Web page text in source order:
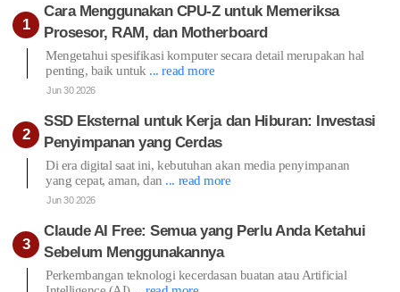
Cara Menggunakan CPU-Z untuk Memeriksa
Prosesor, RAM, dan Motherboard
Mengetahui spesifikasi komputer secara detail merupakan hal
penting, baik untuk ... read more
Jun 30 2026
SSD Eksternal untuk Kerja dan Hiburan: Investasi
Penyimpanan yang Cerdas
Di era digital saat ini, kebutuhan akan media penyimpanan
yang cepat, aman, dan ... read more
Jun 30 2026
Claude AI Free: Semua yang Perlu Anda Ketahui
Sebelum Menggunakannya
Perkembangan teknologi kecerdasan buatan atau Artificial